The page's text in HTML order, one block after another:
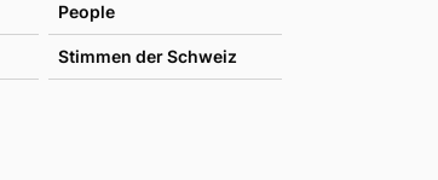
People
Stimmen der Schweiz